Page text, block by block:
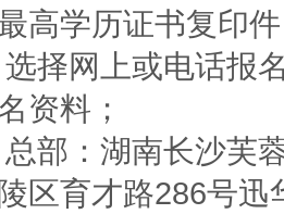
高学历证书复印
择网上或电话报
资料；
部：湖南长沙芙
区育才路286号迅